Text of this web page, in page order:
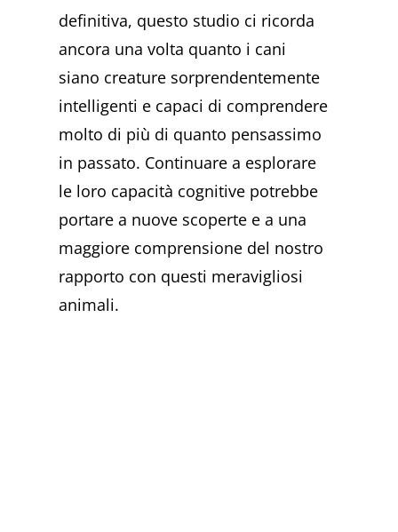
definitiva, questo studio ci ricorda
ancora una volta quanto i cani
siano creature sorprendentemente
intelligenti e capaci di comprendere
molto di più di quanto pensassimo
in passato. Continuare a esplorare
le loro capacità cognitive potrebbe
portare a nuove scoperte e a una
maggiore comprensione del nostro
rapporto con questi meravigliosi
animali.